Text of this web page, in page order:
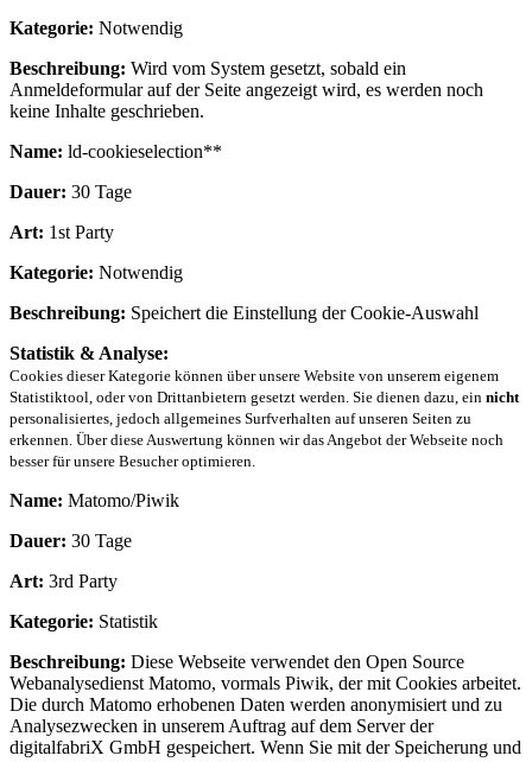
Kategorie: Notwendig
Beschreibung: Wird vom System gesetzt, sobald ein
Anmeldeformular auf der Seite angezeigt wird, es werden noch
keine Inhalte geschrieben.
Name: ld-cookieselection**
Dauer: 30 Tage
Art: 1st Party
Kategorie: Notwendig
Beschreibung: Speichert die Einstellung der Cookie-Auswahl
Statistik & Analyse:
Cookies dieser Kategorie können über unsere Website von unserem eigenem
Statistiktool, oder von Drittanbietern gesetzt werden. Sie dienen dazu, ein nicht
personalisiertes, jedoch allgemeines Surfverhalten auf unseren Seiten zu
erkennen. Über diese Auswertung können wir das Angebot der Webseite noch
besser für unsere Besucher optimieren.
Name: Matomo/Piwik
Dauer: 30 Tage
Art: 3rd Party
Kategorie: Statistik
Beschreibung: Diese Webseite verwendet den Open Source
Webanalysedienst Matomo, vormals Piwik, der mit Cookies arbeitet.
Die durch Matomo erhobenen Daten werden anonymisiert und zu
Analysezwecken in unserem Auftrag auf dem Server der
digitalfabriX GmbH gespeichert. Wenn Sie mit der Speicherung und